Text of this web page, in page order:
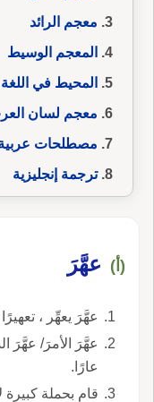
معجم الرائد
المعجم الوسيط
المحيط في اللغة
معجم لسان
مصطلحات
ترجمة إنجليزية
(أ) عهَّرَ
عهَّرَ يعهِّر ،
عهَّرَ الأمرَ/ عهَّرَ
عارًا.
قام بحملة كبيرة